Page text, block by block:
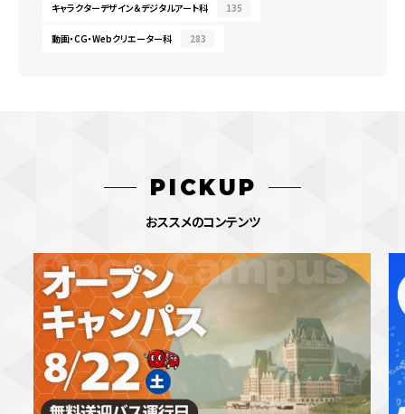
キャラクターデザイン＆デジタルアート科 135
動画・CG・Webクリエーター科 283
PICKUP
おススメのコンテンツ